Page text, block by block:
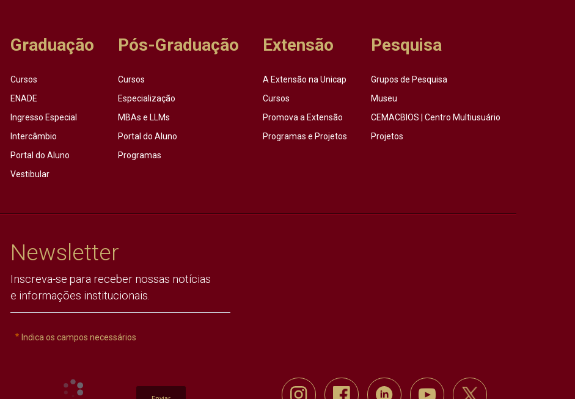
Graduação
Cursos
ENADE
Ingresso Especial
Intercâmbio
Portal do Aluno
Vestibular
Pós-Graduação
Cursos
Especialização
MBAs e LLMs
Portal do Aluno
Programas
Extensão
A Extensão na Unicap
Cursos
Promova a Extensão
Programas e Projetos
Pesquisa
Grupos de Pesquisa
Museu
CEMACBIOS | Centro Multiusuário
Projetos
Newsletter
Inscreva-se para receber nossas notícias
e informações institucionais.
Indica os campos necessários